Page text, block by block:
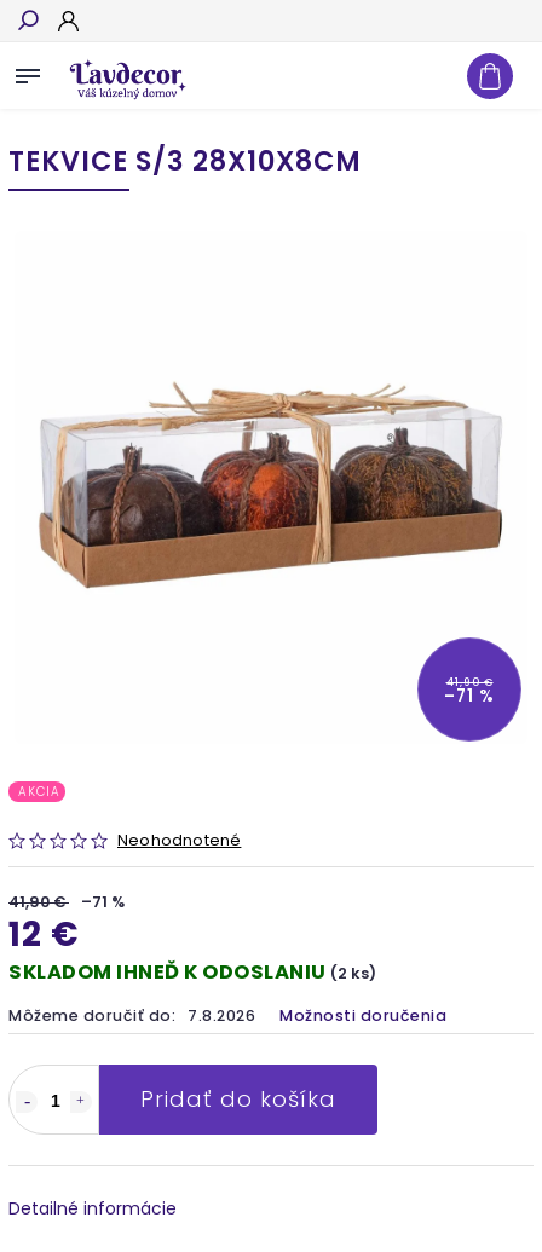
Hľadať
TEKVICE S/3 28X10X8CM
41,90 €
–71 %
AKCIA
Neohodnotené
41,90 € –71 %
12 €
SKLADOM IHNEĎ K ODOSLANIU (2 ks)
Môžeme doručiť do: 7.8.2026 Možnosti doručenia
Pridať do košíka
Detailné informácie